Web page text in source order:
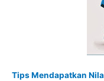
Tips Mendapatkan